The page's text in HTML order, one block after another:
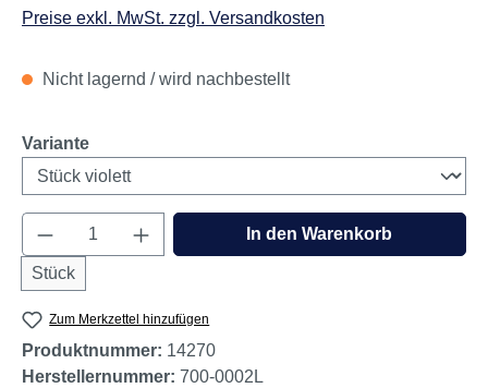
Preise exkl. MwSt. zzgl. Versandkosten
Nicht lagernd / wird nachbestellt
Varianteauswählen
Produkt Anzahl: Gib den gewünschten
Stück
In den Warenkorb
Zum Merkzettel hinzufügen
Produktnummer: 14270
Herstellernummer: 700-0002L